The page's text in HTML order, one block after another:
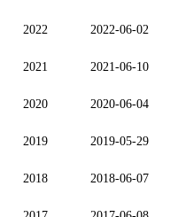
2022 2022-06-02
2021 2021-06-10
2020 2020-06-04
2019 2019-05-29
2018 2018-06-07